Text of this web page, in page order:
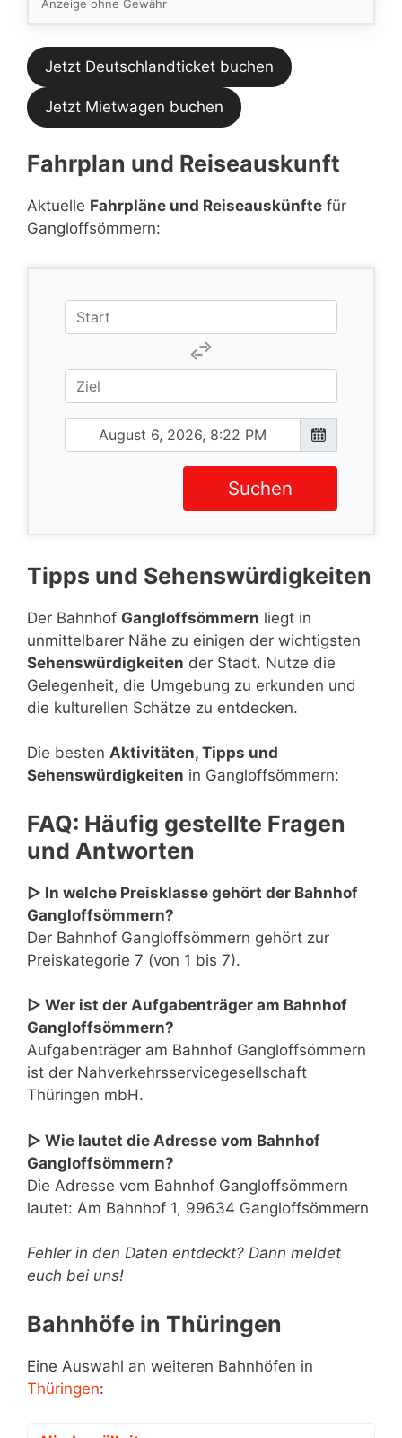
Anzeige ohne Gewähr
Jetzt Deutschlandticket buchen
Jetzt Mietwagen buchen
Fahrplan und Reiseauskunft
Aktuelle Fahrpläne und Reiseauskünfte für
Gangloffsömmern:
Suchen
Tipps und Sehenswürdigkeiten
Der Bahnhof Gangloffsömmern liegt in
unmittelbarer Nähe zu einigen der wichtigsten
Sehenswürdigkeiten der Stadt. Nutze die
Gelegenheit, die Umgebung zu erkunden und
die kulturellen Schätze zu entdecken.
Die besten Aktivitäten, Tipps und
Sehenswürdigkeiten in Gangloffsömmern:
FAQ: Häufig gestellte Fragen
und Antworten
▷ In welche Preisklasse gehört der Bahnhof
Gangloffsömmern?
Der Bahnhof Gangloffsömmern gehört zur
Preiskategorie 7 (von 1 bis 7).
▷ Wer ist der Aufgabenträger am Bahnhof
Gangloffsömmern?
Aufgabenträger am Bahnhof Gangloffsömmern
ist der Nahverkehrsservicegesellschaft
Thüringen mbH.
▷ Wie lautet die Adresse vom Bahnhof
Gangloffsömmern?
Die Adresse vom Bahnhof Gangloffsömmern
lautet: Am Bahnhof 1, 99634 Gangloffsömmern
Fehler in den Daten entdeckt? Dann meldet
euch bei uns!
Bahnhöfe in Thüringen
Eine Auswahl an weiteren Bahnhöfen in
Thüringen: